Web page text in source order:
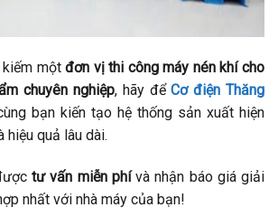
kiếm mộtđơn vị thi công máy nén khí cho
chuyên nghiệp, hãy đểCơ điện Thăng
bạn kiến tạo hệ thống sản xuất hiện
hiệu quả lâu dài.
tư vấn miễn phívà nhận báo giá giải
nhất với nhà máy của bạn!